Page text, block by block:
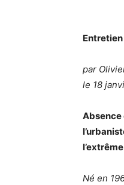
par
le 18
Absence
Né en